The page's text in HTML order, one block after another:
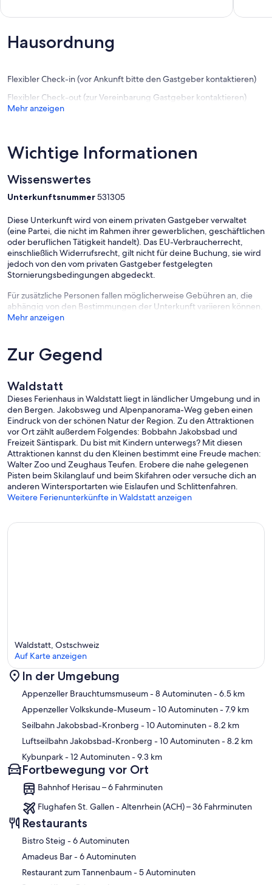
(7
Bewertungen)
Hausordnung
Flexibler Check-in (vor Ankunft bitte den Gastgeber kontaktieren)
Flexibler Check-out (zur Vereinbarung Gastgeber kontaktieren)
Mehr anzeigen
Wichtige Informationen
Wissenswertes
Unterkunftsnummer531305
Diese Unterkunft wird von einem privaten Gastgeber verwaltet
(eine Partei, die nicht im Rahmen ihrer gewerblichen, geschäftlichen
oder beruflichen Tätigkeit handelt). Das EU-Verbraucherrecht,
einschließlich Widerrufsrecht, gilt nicht für deine Buchung, sie wird
jedoch von den vom privaten Gastgeber festgelegten
Stornierungsbedingungen abgedeckt.
Für zusätzliche Personen fallen möglicherweise Gebühren an, die
abhängig von den Bestimmungen der Unterkunft variieren können.
Mehr anzeigen
Zur Gegend
Waldstatt
Dieses Ferienhaus in Waldstatt liegt in ländlicher Umgebung und in
den Bergen. Jakobsweg und Alpenpanorama-Weg geben einen
Eindruck von der schönen Natur der Region. Zu den Attraktionen
vor Ort zählt außerdem Folgendes: Bobbahn Jakobsbad und
Freizeit Säntispark. Du bist mit Kindern unterwegs? Mit diesen
Attraktionen kannst du den Kleinen bestimmt eine Freude machen:
Walter Zoo und Zeughaus Teufen. Erobere die nahe gelegenen
Pisten beim Skilanglauf und beim Skifahren oder versuche dich an
anderen Wintersportarten wie Eislaufen und Schlittenfahren.
Weitere Ferienunterkünfte in Waldstatt anzeigen
Karte
Waldstatt, Ostschweiz
Auf Karte anzeigen
In der Umgebung
Appenzeller Brauchtumsmuseum- 8 Autominuten- 6.5 km
Appenzeller Volkskunde-Museum- 10 Autominuten- 7.9 km
Seilbahn Jakobsbad-Kronberg - 10 Autominuten- 8.2 km
Luftseilbahn Jakobsbad-Kronberg - 10 Autominuten- 8.2 km
Kybunpark- 12 Autominuten- 9.3 km
Fortbewegung vor Ort
Bahnhof Herisau – 6 Fahrminuten
Flughafen St. Gallen - Altenrhein (ACH) – 36 Fahrminuten
Restaurants
‪Bistro Steig - ‬6 Autominuten
‪Amadeus Bar - ‬6 Autominuten
‪Restaurant zum Tannenbaum - ‬5 Autominuten